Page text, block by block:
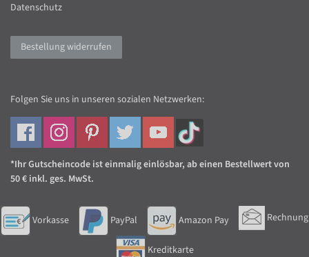
Datenschutz
Bestellung widerrufen
Folgen Sie uns in unseren sozialen Netzwerken:
*Ihr Gutscheincode ist einmalig einlösbar, ab einen Bestellwert von
50 € inkl. ges. MwSt.
Vorkasse PayPal Amazon Pay Rechnung
Kreditkarte